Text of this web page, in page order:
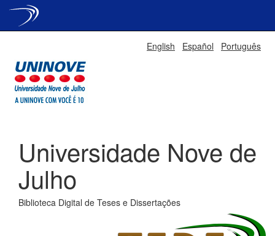
English Español Português
Universidade Nove de
Julho
Biblioteca Digital de Teses e Dissertações